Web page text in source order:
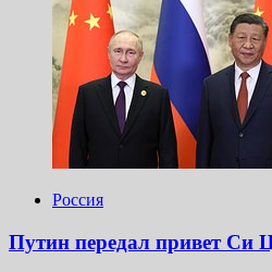
Россия
Путин передал привет Си